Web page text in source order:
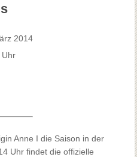
2014
Uhr
Anne I die Saison in der
Uhr findet die offizielle